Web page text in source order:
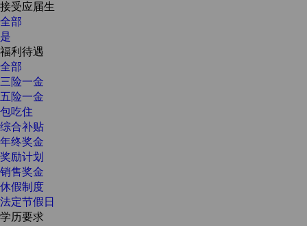
接受应届生
全部
是
福利待遇
全部
三险一金
五险一金
包吃住
综合补贴
年终奖金
奖励计划
销售奖金
休假制度
法定节假日
学历要求